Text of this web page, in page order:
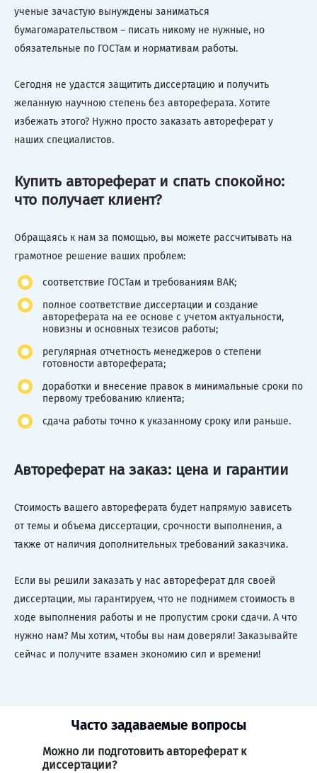
ученые зачастую вынуждены заниматься
бумагомарательством – писать никому не нужные, но
обязательные по ГОСТам и нормативам работы.
Сегодня не удастся защитить диссертацию и получить
желанную научною степень без автореферата. Хотите
избежать этого? Нужно просто заказать автореферат у
наших специалистов.
Купить автореферат и спать спокойно:
что получает клиент?
Обращаясь к нам за помощью, вы можете рассчитывать на
грамотное решение ваших проблем:
соответствие ГОСТам и требованиям ВАК;
полное соответствие диссертации и создание
автореферата на ее основе с учетом актуальности,
новизны и основных тезисов работы;
регулярная отчетность менеджеров о степени
готовности автореферата;
доработки и внесение правок в минимальные сроки по
первому требованию клиента;
сдача работы точно к указанному сроку или раньше.
Автореферат на заказ: цена и гарантии
Стоимость вашего автореферата будет напрямую зависеть
от темы и объема диссертации, срочности выполнения, а
также от наличия дополнительных требований заказчика.
Если вы решили заказать у нас автореферат для своей
диссертации, мы гарантируем, что не поднимем стоимость в
ходе выполнения работы и не пропустим сроки сдачи. А что
нужно нам? Мы хотим, чтобы вы нам доверяли! Заказывайте
сейчас и получите взамен экономию сил и времени!
Часто задаваемые вопросы
Можно ли подготовить автореферат к
диссертации?